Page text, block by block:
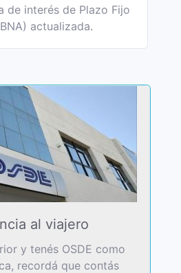
de interés de Plazo Fijo
actualizada.
al viajero
y tenés OSDE como
recordá que contás